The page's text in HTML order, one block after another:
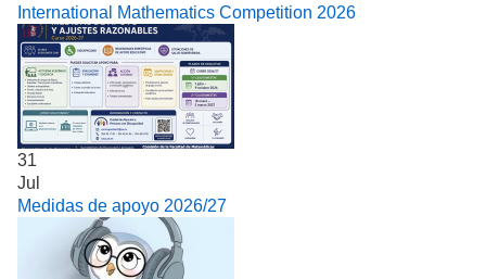
International Mathematics Competition 2026
31
Jul
Medidas de apoyo 2026/27